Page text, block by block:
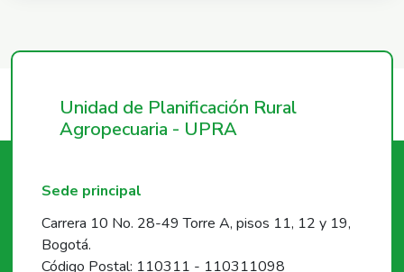
Unidad de Planificación Rural
Agropecuaria - UPRA
Sede principal
Carrera 10 No. 28-49 Torre A, pisos 11, 12 y 19,
Bogotá.
Código Postal: 110311 - 110311098